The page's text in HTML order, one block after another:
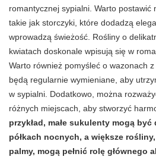
romantycznej sypialni. Warto postawić
takie jak storczyki, które dodadzą
wprowadzą świeżość. Rośliny o
kwiatach doskonale wpisują się w
Warto również pomyśleć o wazonach
będą regularnie wymieniane, aby
w sypialni. Dodatkowo, można
różnych miejscach, aby stworzyć
przykład, małe sukulenty mogą
półkach nocnych, a większe
palmy, mogą pełnić rolę głównego